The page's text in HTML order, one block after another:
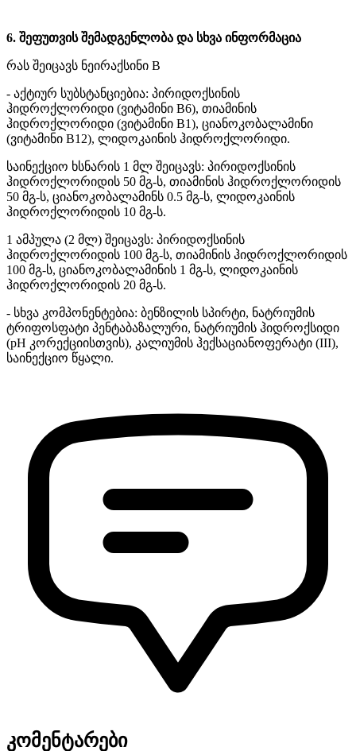
6. შეფუთვის შემადგენლობა და სხვა ინფორმაცია
რას შეიცავს ნეირაქსინი B
- აქტიურ სუბსტანციებია: პირიდოქსინის
ჰიდროქლორიდი (ვიტამინი B6), თიამინის
ჰიდროქლორიდი (ვიტამინი B1), ციანოკობალამინი
(ვიტამინი B12), ლიდოკაინის ჰიდროქლორიდი.
საინექციო ხსნარის 1 მლ შეიცავს: პირიდოქსინის
ჰიდროქლორიდის 50 მგ-ს, თიამინის ჰიდროქლორიდის
50 მგ-ს, ციანოკობალამინს 0.5 მგ-ს, ლიდოკაინის
ჰიდროქლორიდის 10 მგ-ს.
1 ამპულა (2 მლ) შეიცავს: პირიდოქსინის
ჰიდროქლორიდის 100 მგ-ს, თიამინის ჰიდროქლორიდის
100 მგ-ს, ციანოკობალამინის 1 მგ-ს, ლიდოკაინის
ჰიდროქლორიდის 20 მგ-ს.
- სხვა კომპონენტებია: ბენზილის სპირტი, ნატრიუმის
ტრიფოსფატი პენტაბაზალური, ნატრიუმის ჰიდროქსიდი
(pH კორექციისთვის), კალიუმის ჰექსაციანოფერატი (III),
საინექციო წყალი.
კომენტარები